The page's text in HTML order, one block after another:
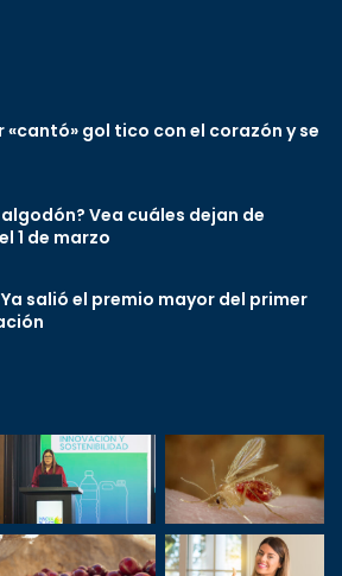
«cantó» gol tico con el corazón y se
Vea cuáles dejan de
1 de marzo
Ya salió el premio mayor del primer